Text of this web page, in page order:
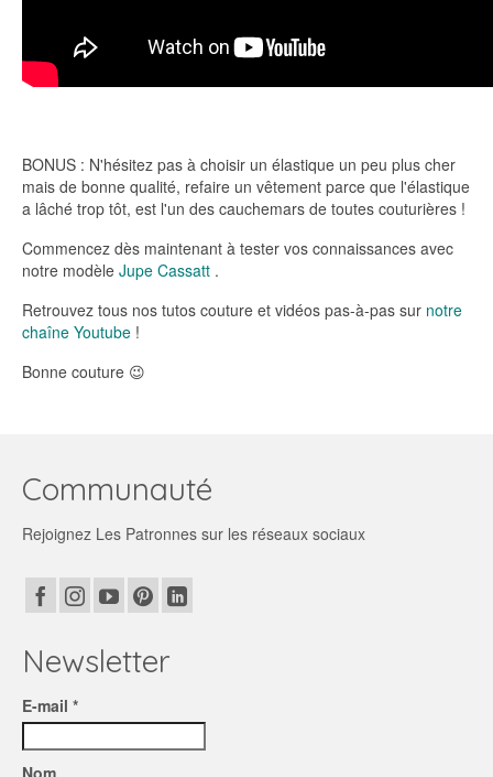
BONUS : N'hésitez pas à choisir un élastique un peu plus cher
mais de bonne qualité, refaire un vêtement parce que l'élastique
a lâché trop tôt, est l'un des cauchemars de toutes couturières !
Commencez dès maintenant à tester vos connaissances avec
notre modèle Jupe Cassatt .
Retrouvez tous nos tutos couture et vidéos pas-à-pas sur notre
chaîne Youtube !
Bonne couture 😉
Communauté
Rejoignez Les Patronnes sur les réseaux sociaux
Newsletter
E-mail *